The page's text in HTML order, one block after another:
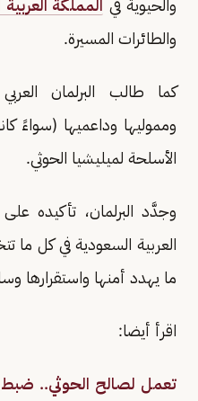
والحيوية في المملكة
والطائرات المسيرة.
كما طالب البرلمان
ومموليها وداعميها (سواءً
الأسلحة لميليشيا الحوثي.
وجدَّد البرلمان، تأكيده
العربية السعودية في كل
ما يهدد أمنها واستقرارها
اقرأ أيضا:
تعمل لصالح الحوثي.. ضبط